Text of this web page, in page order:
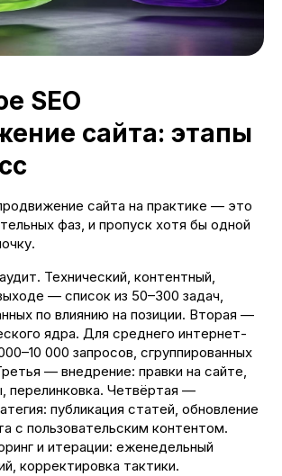
SEO
сайта: этапы
сайта на практике — это
фаз, и пропуск хотя бы одной
Технический, контентный,
— список из 50–300 задач,
по влиянию на позиции. Вторая —
ядра. Для среднего интернет-
000 запросов, сгруппированных
— внедрение: правки на сайте,
перелинковка. Четвёртая —
публикация статей, обновление
с пользовательским контентом.
и итерации: еженедельный
корректировка тактики.